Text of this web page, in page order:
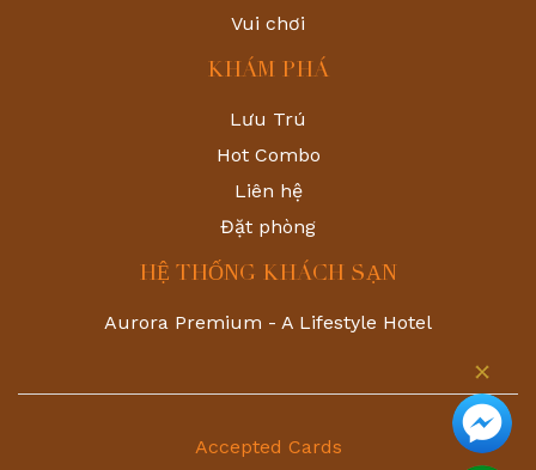
Vui chơi
KHÁM PHÁ
Lưu Trú
Hot Combo
Liên hệ
Đặt phòng
HỆ THỐNG KHÁCH SẠN
Aurora Premium - A Lifestyle Hotel
Accepted Cards